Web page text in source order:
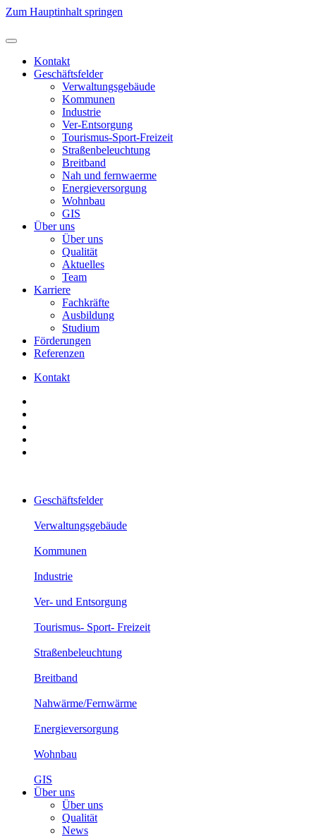
Zum Hauptinhalt springen
Kontakt
Geschäftsfelder
Verwaltungsgebäude
Kommunen
Industrie
Ver-Entsorgung
Tourismus-Sport-Freizeit
Straßenbeleuchtung
Breitband
Nah und fernwaerme
Energieversorgung
Wohnbau
GIS
Über uns
Über uns
Qualität
Aktuelles
Team
Karriere
Fachkräfte
Ausbildung
Studium
Förderungen
Referenzen
Kontakt
Geschäftsfelder
Verwaltungsgebäude
Kommunen
Industrie
Ver- und Entsorgung
Tourismus- Sport- Freizeit
Straßenbeleuchtung
Breitband
Nahwärme/Fernwärme
Energieversorgung
Wohnbau
GIS
Über uns
Über uns
Qualität
News